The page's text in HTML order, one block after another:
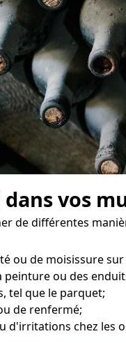
vos
de différentes
ou de moisissure
peinture ou des
tel que le parquet;
de renfermé;
chez les